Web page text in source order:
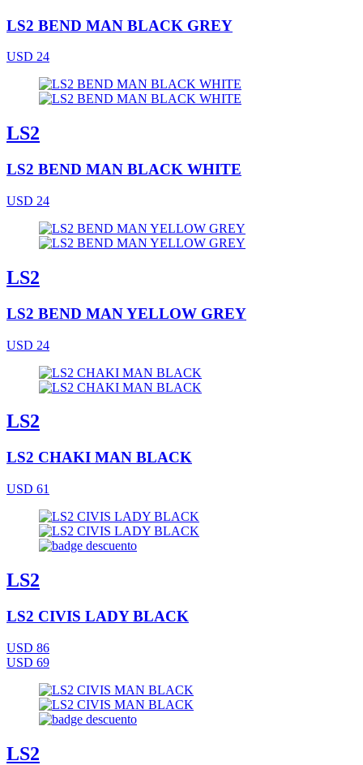
LS2 BEND MAN BLACK GREY
USD 24
LS2
LS2 BEND MAN BLACK WHITE
USD 24
LS2
LS2 BEND MAN YELLOW GREY
USD 24
LS2
LS2 CHAKI MAN BLACK
USD 61
LS2
LS2 CIVIS LADY BLACK
USD 86
USD 69
LS2